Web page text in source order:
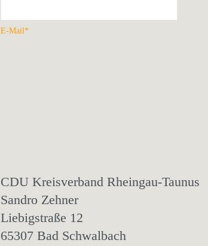
E-Mail*
CDU Kreisverband Rheingau-Taunus
Sandro Zehner
Liebigstraße 12
65307 Bad Schwalbach